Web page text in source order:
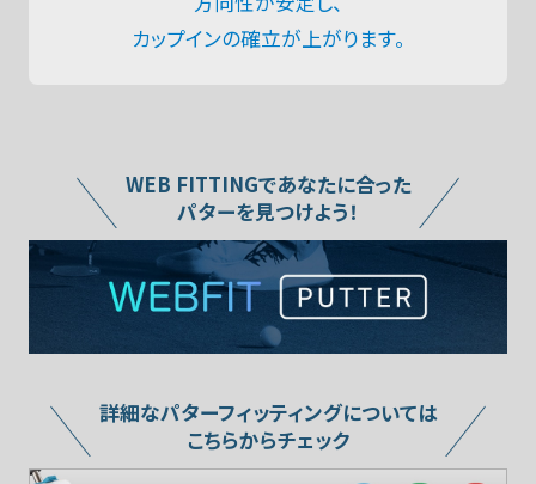
カップインの確立が上がります。
WEB FITTINGであなたに合った
パターを見つけよう！
詳細なパターフィッティングについては
こちらからチェック